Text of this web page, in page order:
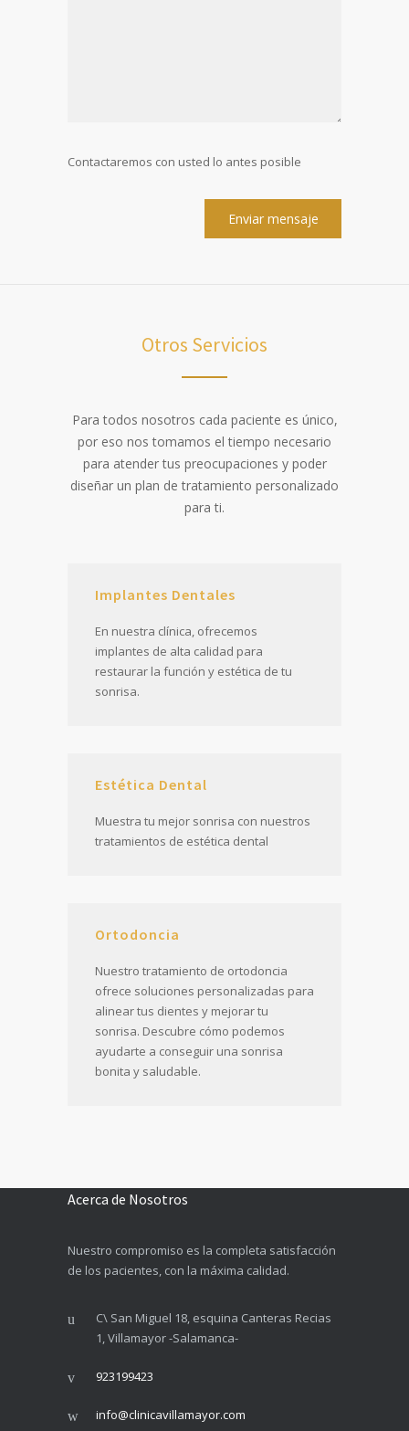
Contactaremos con usted lo antes posible
Otros Servicios
Para todos nosotros cada paciente es único,
por eso nos tomamos el tiempo necesario
para atender tus preocupaciones y poder
diseñar un plan de tratamiento personalizado
para ti.
Implantes Dentales
En nuestra clínica, ofrecemos
implantes de alta calidad para
restaurar la función y estética de tu
sonrisa.
Estética Dental
Muestra tu mejor sonrisa con nuestros
tratamientos de estética dental
Ortodoncia
Nuestro tratamiento de ortodoncia
ofrece soluciones personalizadas para
alinear tus dientes y mejorar tu
sonrisa. Descubre cómo podemos
ayudarte a conseguir una sonrisa
bonita y saludable.
Acerca de Nosotros
Nuestro compromiso es la completa satisfacción
de los pacientes, con la máxima calidad.
C\ San Miguel 18, esquina Canteras Recias
1, Villamayor -Salamanca-
923199423
info@clinicavillamayor.com